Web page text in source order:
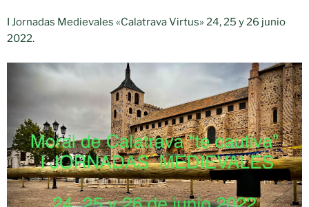
I Jornadas Medievales «Calatrava Virtus» 24, 25 y 26 junio
2022.